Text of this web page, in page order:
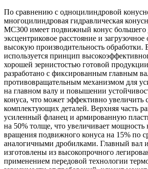
По сравнению с одноцилиндровой
многоцилиндровая гидравлическая
MC300 имеет подвижный конус большего
эксцентриковое расстояние и загрузочное
высокую производительность обработки.
используется принцип
хорошей зернистостью готовой
разработано с фиксированным главным
противовращательным механизмом для
на главном валу и повышении
конуса, что может эффективно увеличить
комплектующих деталей. Верхняя часть
усиленный фланец и армированную
на 50% толще, что увеличивает мощность
вращения подвижного конуса на 15% по
аналогичными дробилками. Главный вал
изготовлены из высокопрочного
применением передовой технологии